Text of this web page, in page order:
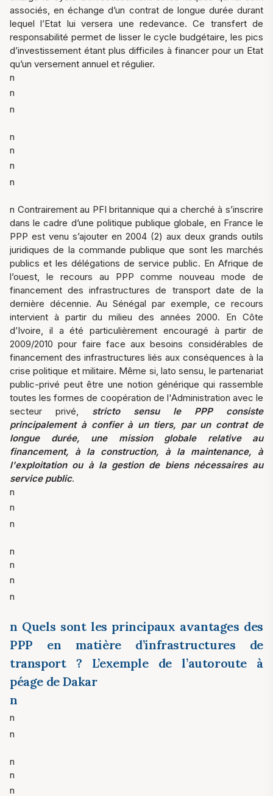
associés, en échange d’un contrat de longue durée durant
lequel l’Etat lui versera une redevance. Ce transfert de
responsabilité permet de lisser le cycle budgétaire, les pics
d’investissement étant plus difficiles à financer pour un Etat
qu’un versement annuel et régulier.
n
n
n
n
n
n
n
n Contrairement au PFI britannique qui a cherché à s’inscrire
dans le cadre d’une politique publique globale, en France le
PPP est venu s’ajouter en 2004 (2) aux deux grands outils
juridiques de la commande publique que sont les marchés
publics et les délégations de service public. En Afrique de
l’ouest, le recours au PPP comme nouveau mode de
financement des infrastructures de transport date de la
dernière décennie. Au Sénégal par exemple, ce recours
intervient à partir du milieu des années 2000. En Côte
d’Ivoire, il a été particulièrement encouragé à partir de
2009/2010 pour faire face aux besoins considérables de
financement des infrastructures liés aux conséquences à la
crise politique et militaire. Même si, lato sensu, le partenariat
public-privé peut être une notion générique qui rassemble
toutes les formes de coopération de l'Administration avec le
secteur privé, stricto sensu le PPP consiste
principalement à confier à un tiers, par un contrat de
longue durée, une mission globale relative au
financement, à la construction, à la maintenance, à
l'exploitation ou à la gestion de biens nécessaires au
service public.
n
n
n
n
n
n
n
n Quels sont les principaux avantages des
PPP en matière d’infrastructures de
transport ? L’exemple de l’autoroute à
péage de Dakar
n
n
n
n
n
n